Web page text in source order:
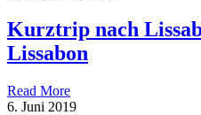
Kurztrip nach
Lissabon
Read More
6. Juni 2019